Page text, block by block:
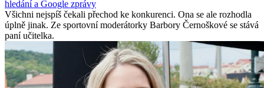
hledání a Google zprávy
Všichni nejspíš čekali přechod ke konkurenci. Ona se ale rozhodla
úplně jinak. Ze sportovní moderátorky Barbory Černoškové se stává
paní učitelka.